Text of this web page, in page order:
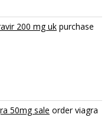
200 mg uk purchase
50mg sale order viagra